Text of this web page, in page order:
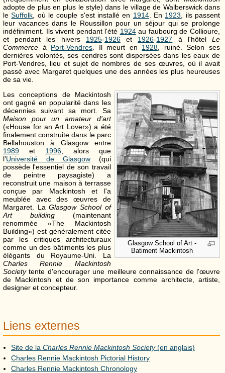
adopte de plus en plus le style) dans le village de Walberswick dans
leSuffolk , où le couple s'est installé en 1914. En 1923 , ils passent
leur vacances dans le Roussillon pour un séjour qui se prolonge
indéfiniment. Ils vivent pendant l'été 1924au faubourg de Collioure,
et pendant les hivers 1925-1926et 1926-1927 à l'hôtelLe
Commerce à Port-Vendres . Il meurt en 1928 , ruiné. Selon ses
dernières volontés, ses cendres sont dispersées dans les eaux de
Port-Vendres, lieu et sujet de nombres de ses œuvres, où il avait
passé avec Margaret quelques une des années les plus heureuses
de sa vie.
Glasgow School of Art -
Batiment Mackintosh
Les conceptions de Mackintosh
ont gagné en popularité dans les
décennies suivant sa mort. Sa
Maison pour un amateur d'art
(«House for an Art Lover») a été
finalement construite dans le parc
Bellahouston à Glasgow entre
1989 et 1996, alors que
l'Université de Glasgow(qui
possède l'essentiel de son travail
de peintre paysagiste) a
reconstruit une maison à terrasse
conçue par Mackintosh et l'a
meublée avec des œuvres de
Margaret. LaGlasgow School of
Art building(maintenant
renommée «The Mackintosh
Building») est généralement citée
par les critiques architecturaux
comme un des bâtiments les plus
élégants du Royaume-Uni. La
Charles Rennie Mackintosh
Societytente d'encourager une meilleure connaissance de l'œuvre
de Mackintosh et de son importance comme architecte, artiste,
designer et concepteur.
Liens externes
Site de la Charles Rennie Mackintosh Society(en anglais)
Charles Rennie Mackintosh Pictorial History
Charles Rennie Mackintosh Chronology